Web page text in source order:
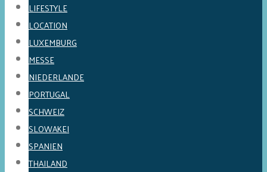
LIFESTYLE
LOCATION
LUXEMBURG
MESSE
NIEDERLANDE
PORTUGAL
SCHWEIZ
SLOWAKEI
SPANIEN
THAILAND